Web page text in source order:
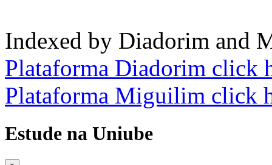
Indexed by Diadorim and
Plataforma Diadorim click
Plataforma Miguilim click
Estude na Uniube